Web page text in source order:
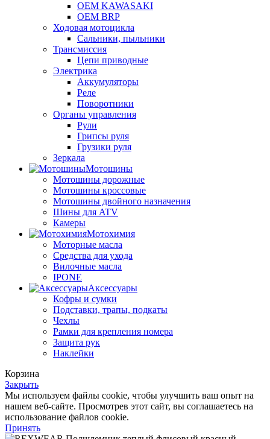
OEM KAWASAKI
OEM BRP
Ходовая мотоцикла
Сальники, пыльники
Трансмиссия
Цепи приводные
Электрика
Аккумуляторы
Реле
Поворотники
Органы управления
Рули
Грипсы руля
Грузики руля
Зеркала
Мотошины
Мотошины дорожные
Мотошины кроссовые
Мотошины двойного назначения
Шины для ATV
Камеры
Мотохимия
Моторные масла
Средства для ухода
Вилочные масла
IPONE
Аксессуары
Кофры и сумки
Подставки, трапы, подкаты
Чехлы
Рамки для крепления номера
Защита рук
Наклейки
Корзина
Закрыть
Мы используем файлы cookie, чтобы улучшить ваш опыт на
нашем веб-сайте. Просмотрев этот сайт, вы соглашаетесь на
использование файлов cookie.
Принять